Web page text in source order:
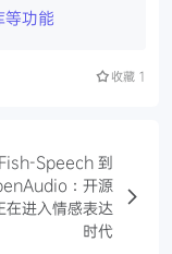
等功能
收藏 1
Speech 到
：开源
在进入情感表达
时代